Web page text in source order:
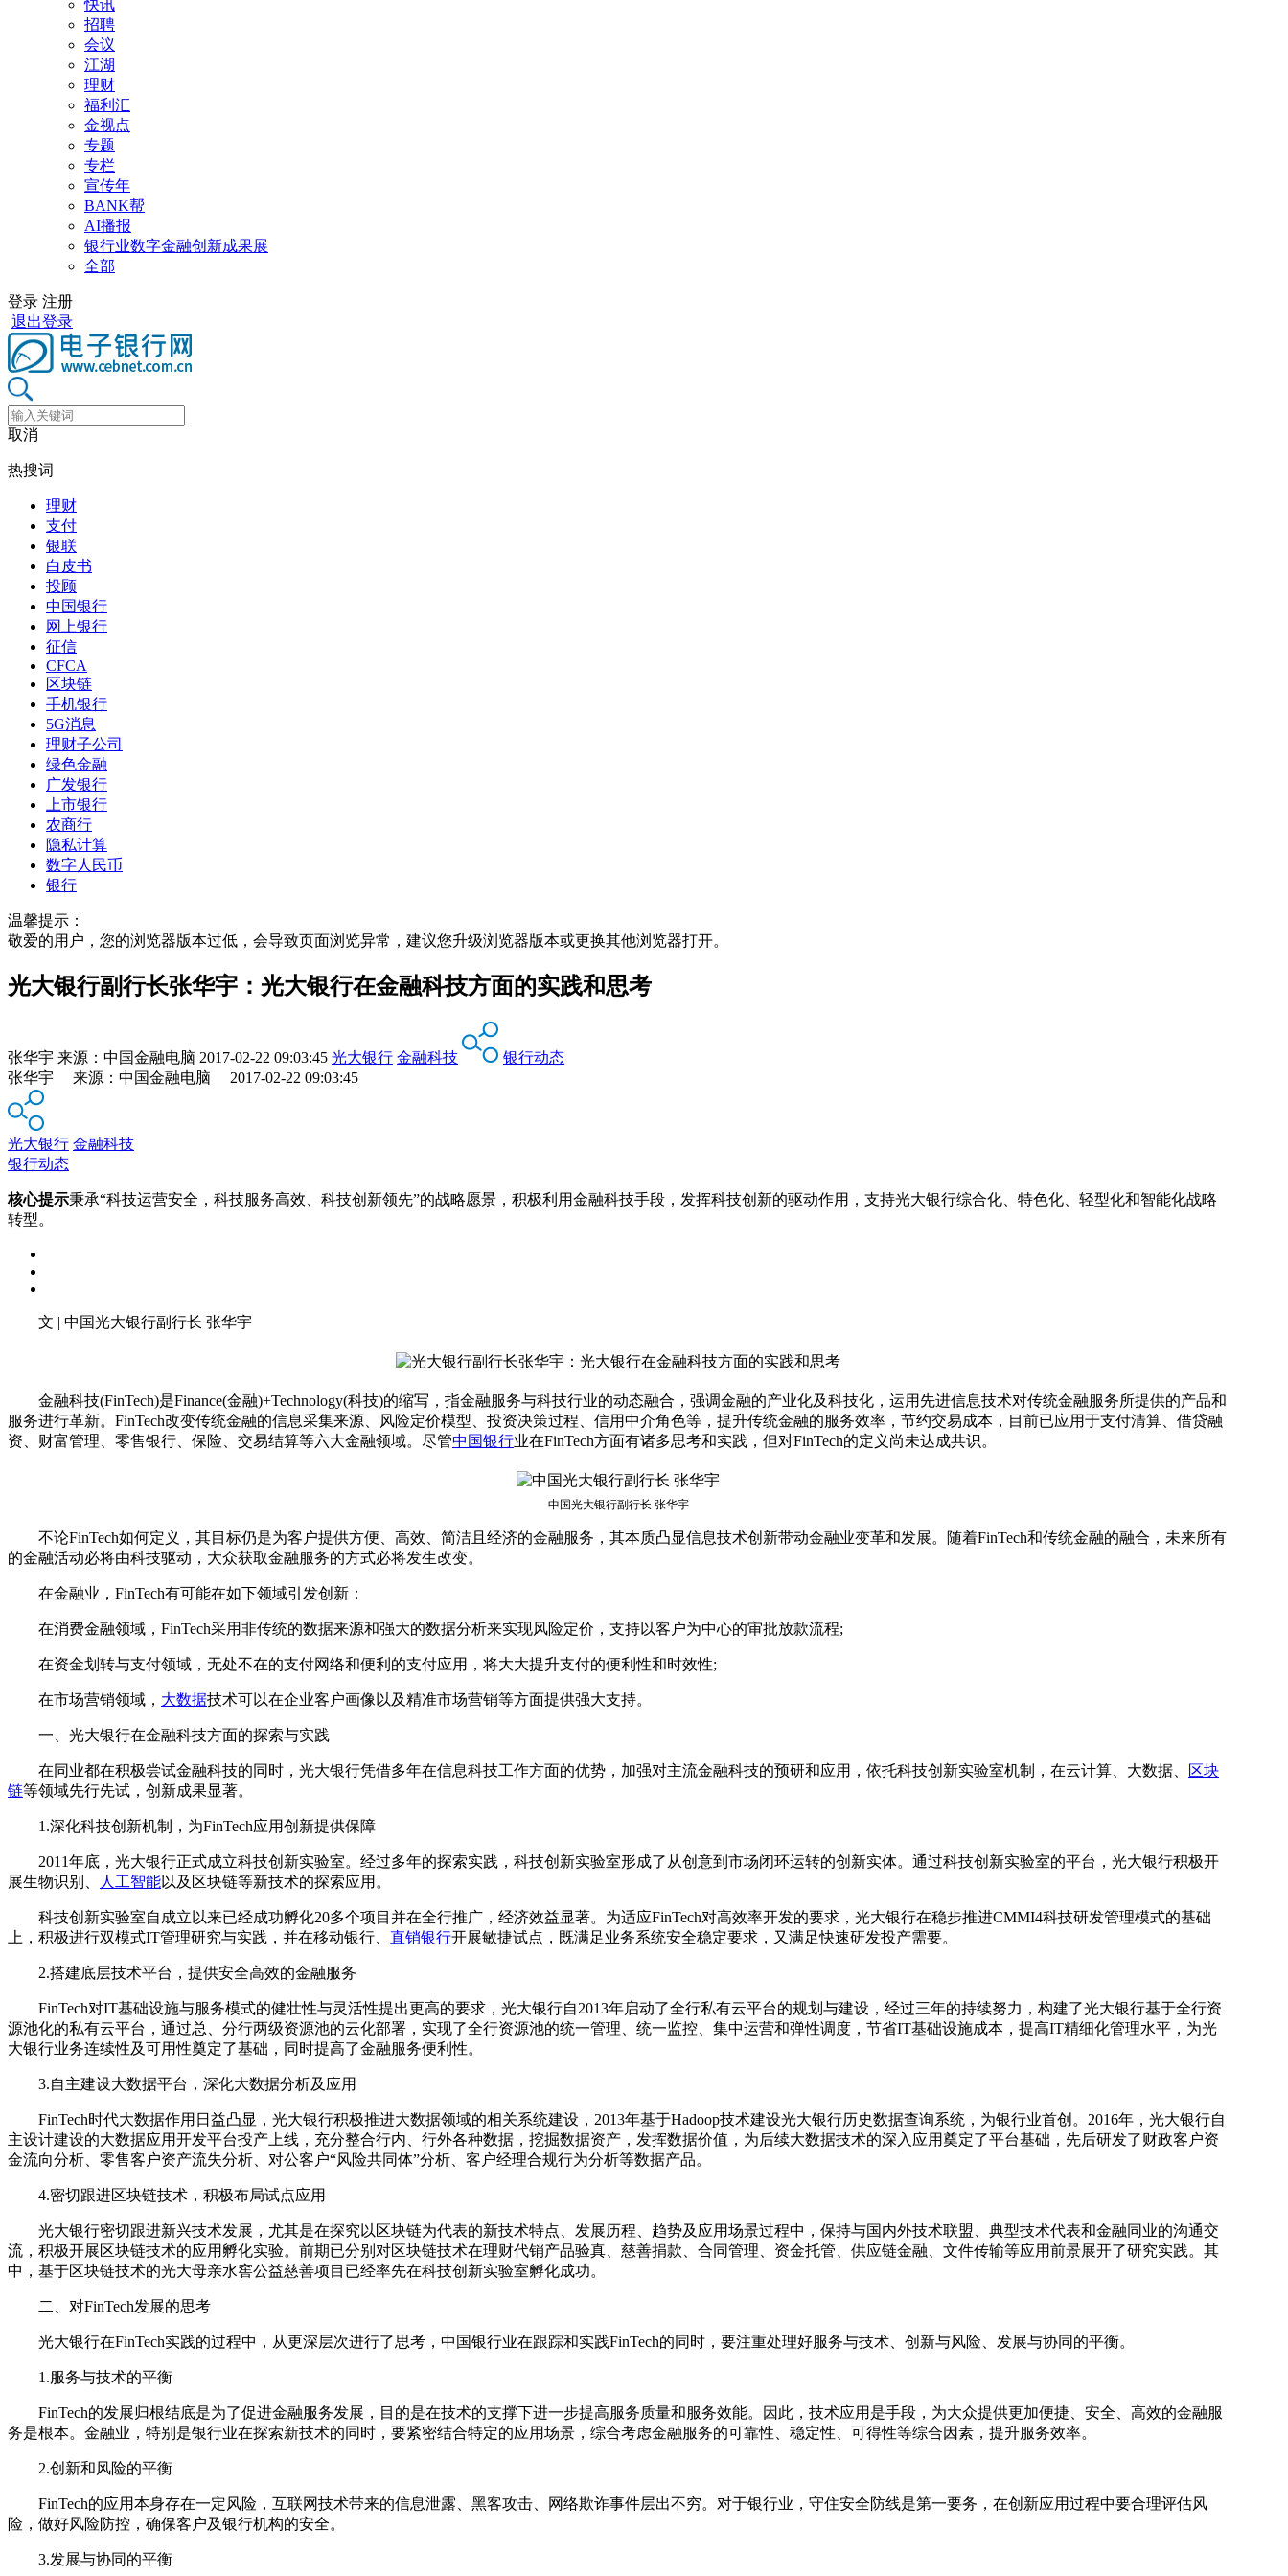
快讯
招聘
会议
江湖
理财
福利汇
金视点
专题
专栏
宣传年
BANK帮
AI播报
银行业数字金融创新成果展
全部
登录 注册
退出登录
取消
热搜词
理财
支付
银联
白皮书
投顾
中国银行
网上银行
征信
CFCA
区块链
手机银行
5G消息
理财子公司
绿色金融
广发银行
上市银行
农商行
隐私计算
数字人民币
银行
温馨提示：
敬爱的用户，您的浏览器版本过低，会导致页面浏览异常，建议您升级浏览器版本或更换其他浏览器打开。
光大银行副行长张华宇：光大银行在金融科技方面的实践和思考
张华宇 来源： 中国金融电脑 2017-02-22 09:03:45 光大银行 金融科技
银行动态
张华宇 来源：中国金融电脑 2017-02-22 09:03:45
光大银行 金融科技
银行动态
核心提示秉承“科技运营安全，科技服务高效、科技创新领先”的战略愿景，积极利用金融科技手段，发挥科技创新的驱动作用，支持光大银行综合化、特色化、轻型化和智能化战略
转型。
文 | 中国光大银行副行长 张华宇
金融科技(FinTech)是Finance(金融)+Technology(科技)的缩写，指金融服务与科技行业的动态融合，强调金融的产业化及科技化，运用先进信息技术对传统金融服务所提供的产品和
服务进行革新。FinTech改变传统金融的信息采集来源、风险定价模型、投资决策过程、信用中介角色等，提升传统金融的服务效率，节约交易成本，目前已应用于支付清算、借贷融
资、财富管理、零售银行、保险、交易结算等六大金融领域。尽管中国银行业在FinTech方面有诸多思考和实践，但对FinTech的定义尚未达成共识。
中国光大银行副行长 张华宇
不论FinTech如何定义，其目标仍是为客户提供方便、高效、简洁且经济的金融服务，其本质凸显信息技术创新带动金融业变革和发展。随着FinTech和传统金融的融合，未来所有
的金融活动必将由科技驱动，大众获取金融服务的方式必将发生改变。
在金融业，FinTech有可能在如下领域引发创新：
在消费金融领域，FinTech采用非传统的数据来源和强大的数据分析来实现风险定价，支持以客户为中心的审批放款流程;
在资金划转与支付领域，无处不在的支付网络和便利的支付应用，将大大提升支付的便利性和时效性;
在市场营销领域， 大数据技术可以在企业客户画像以及精准市场营销等方面提供强大支持。
一、光大银行在金融科技方面的探索与实践
在同业都在积极尝试金融科技的同时，光大银行凭借多年在信息科技工作方面的优势，加强对主流金融科技的预研和应用，依托科技创新实验室机制，在云计算、大数据、
区块
链等领域先行先试，创新成果显著。
1.深化科技创新机制，为FinTech应用创新提供保障
2011年底，光大银行正式成立科技创新实验室。经过多年的探索实践，科技创新实验室形成了从创意到市场闭环运转的创新实体。通过科技创新实验室的平台，光大银行积极开
展生物识别、
人工智能以及区块链等新技术的探索应用。
科技创新实验室自成立以来已经成功孵化20多个项目并在全行推广，经济效益显著。为适应FinTech对高效率开发的要求，光大银行在稳步推进CMMI4科技研发管理模式的基础
上，积极进行双模式IT管理研究与实践，并在移动银行、 直销银行开展敏捷试点，既满足业务系统安全稳定要求，又满足快速研发投产需要。
2.搭建底层技术平台，提供安全高效的金融服务
FinTech对IT基础设施与服务模式的健壮性与灵活性提出更高的要求，光大银行自2013年启动了全行私有云平台的规划与建设，经过三年的持续努力，构建了光大银行基于全行资
源池化的私有云平台，通过总、分行两级资源池的云化部署，实现了全行资源池的统一管理、统一监控、集中运营和弹性调度，节省IT基础设施成本，提高IT精细化管理水平，为光
大银行业务连续性及可用性奠定了基础，同时提高了金融服务便利性。
3.自主建设大数据平台，深化大数据分析及应用
FinTech时代大数据作用日益凸显，光大银行积极推进大数据领域的相关系统建设，2013年基于Hadoop技术建设光大银行历史数据查询系统，为银行业首创。2016年，光大银行自
主设计建设的大数据应用开发平台投产上线，充分整合行内、行外各种数据，挖掘数据资产，发挥数据价值，为后续大数据技术的深入应用奠定了平台基础，先后研发了财政客户资
金流向分析、零售客户资产流失分析、对公客户“风险共同体”分析、客户经理合规行为分析等数据产品。
4.密切跟进区块链技术，积极布局试点应用
光大银行密切跟进新兴技术发展，尤其是在探究以区块链为代表的新技术特点、发展历程、趋势及应用场景过程中，保持与国内外技术联盟、典型技术代表和金融同业的沟通交
流，积极开展区块链技术的应用孵化实验。前期已分别对区块链技术在理财代销产品验真、慈善捐款、合同管理、资金托管、供应链金融、文件传输等应用前景展开了研究实践。其
中，基于区块链技术的光大母亲水窖公益慈善项目已经率先在科技创新实验室孵化成功。
二、对FinTech发展的思考
光大银行在FinTech实践的过程中，从更深层次进行了思考，中国银行业在跟踪和实践FinTech的同时，要注重处理好服务与技术、创新与风险、发展与协同的平衡。
1.服务与技术的平衡
FinTech的发展归根结底是为了促进金融服务发展，目的是在技术的支撑下进一步提高服务质量和服务效能。因此，技术应用是手段，为大众提供更加便捷、安全、高效的金融服
务是根本。金融业，特别是银行业在探索新技术的同时，要紧密结合特定的应用场景，综合考虑金融服务的可靠性、稳定性、可得性等综合因素，提升服务效率。
2.创新和风险的平衡
FinTech的应用本身存在一定风险，互联网技术带来的信息泄露、黑客攻击、网络欺诈事件层出不穷。对于银行业，守住安全防线是第一要务，在创新应用过程中要合理评估风
险，做好风险防控，确保客户及银行机构的安全。
3.发展与协同的平衡